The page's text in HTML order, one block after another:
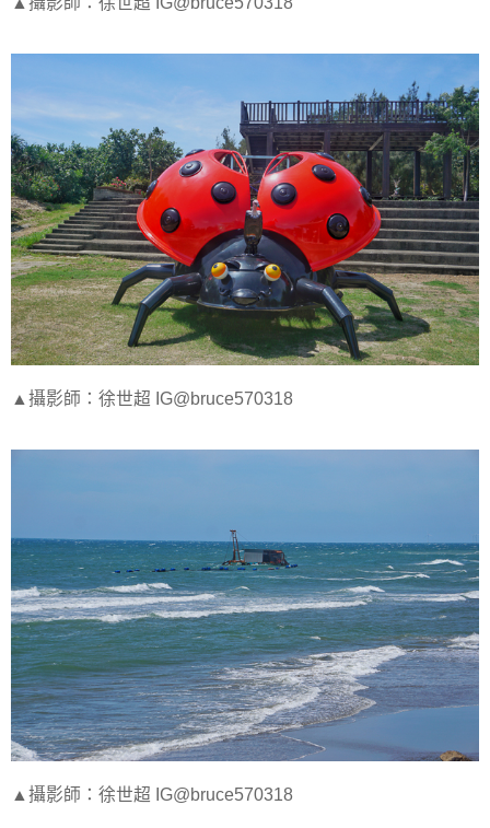
▲攝影師：徐世超 IG@bruce570318
▲攝影師：徐世超 IG@bruce570318